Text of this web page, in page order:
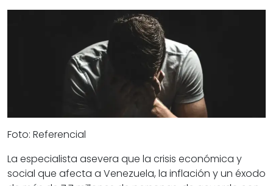
Foto: Referencial
La especialista asevera que la crisis económica y
social que afecta a Venezuela, la inflación y un éxodo